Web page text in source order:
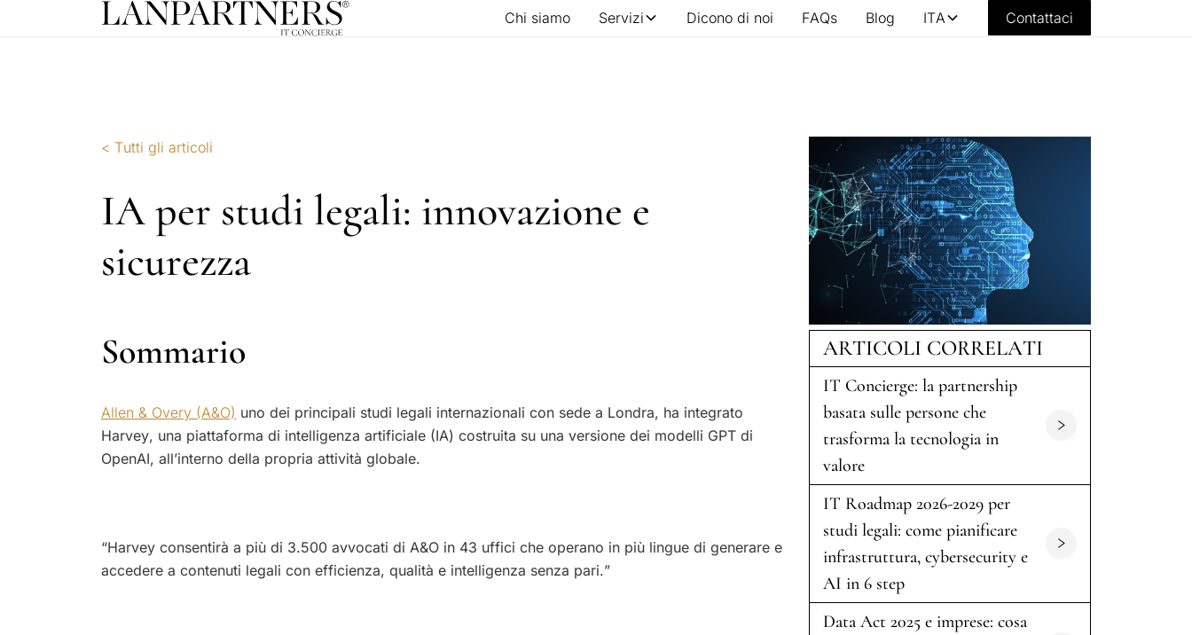
Chi siamo Servizi Dicono di noi FAQs Blog ITA Contattaci
< Tutti gli articoli
IA per studi legali: innovazione e
sicurezza
Sommario
Allen & Overy (A&O) uno dei principali studi legali internazionali con sede a Londra, ha integrato
Harvey, una piattaforma di intelligenza artificiale (IA) costruita su una versione dei modelli GPT di
OpenAI, all’interno della propria attività globale.
“Harvey consentirà a più di 3.500 avvocati di A&O in 43 uffici che operano in più lingue di generare e
accedere a contenuti legali con efficienza, qualità e intelligenza senza pari.”
ARTICOLI CORRELATI
IT Concierge: la partnership
basata sulle persone che
trasforma la tecnologia in
valore
IT Roadmap 2026-2029 per
studi legali: come pianificare
infrastruttura, cybersecurity e
AI in 6 step
Data Act 2025 e imprese: cosa